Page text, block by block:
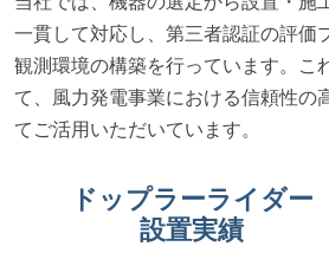
一貫して対応し、第三者認証の評価
観測環境の構築を行っています。こ
て、風力発電事業における信頼性の
てご活用いただいています。
ドップラーライダー
設置実績